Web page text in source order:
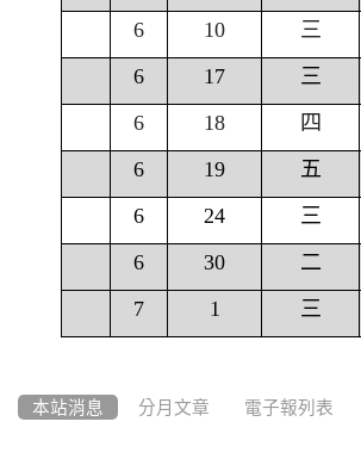
6
10 三
6
17 三
6
18 四
6
19 五
6
24 三
6
30 二
7
1 三
本站消息 分月文章 電子報列表